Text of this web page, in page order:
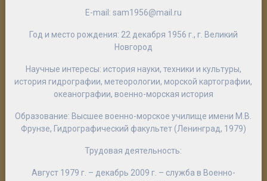
E-mail: sam1956@mail.ru
Год и место рождения: 22 декабря 1956 г., г. Великий
Новгород
Научные интересы: история науки, техники и культуры,
история гидрографии, метеорологии, морской картографии,
океанографии, военно-морская история
Образование: Высшее военно-морское училище имени М.В.
Фрунзе, Гидрографический факультет (Ленинград, 1979)
Трудовая деятельность:
Август 1979 г. – декабрь 2009 г. – служба в Военно-